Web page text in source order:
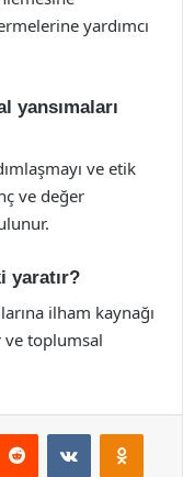
yardımcı
ve etik
ve değer
yaratır?
ilham kaynağı
toplumsal
Reddit VKontakte